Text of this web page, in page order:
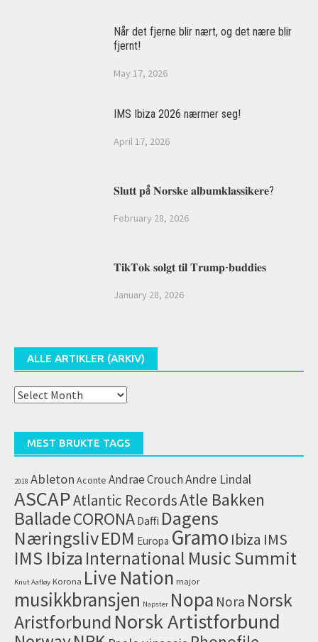
Når det fjerne blir nært, og det nære blir
fjernt!
May 17, 2026
IMS Ibiza 2026 nærmer seg!
April 17, 2026
𝐒𝐥𝐮𝐭𝐭 𝐩å 𝐍𝐨𝐫𝐬𝐤𝐞 𝐚𝐥𝐛𝐮𝐦𝐤𝐥𝐚𝐬𝐬𝐢𝐤𝐞𝐫𝐞?
February 28, 2026
𝐓𝐢𝐤𝐓𝐨𝐤 𝐬𝐨𝐥𝐠𝐭 𝐭𝐢𝐥 𝐓𝐫𝐮𝐦𝐩-𝐛𝐮𝐝𝐝𝐢𝐞𝐬
January 28, 2026
ALLE ARTIKLER (ARKIV)
Alle
MEST BRUKTE TAGS
2018 Ableton Aconte Andrae CrouchAndre Lindal
ASCAPAtlantic RecordsAtle Bakken
BalladeCORONA Daffi Dagens
NæringslivEDM Europa Gramo Ibiza IMS
IMS Ibiza International Music Summit
Knut Aafløy Korona Live Nation major
musikkbransjen Napster Nopa Nora Norsk
Aristforbund Norsk Artistforbund